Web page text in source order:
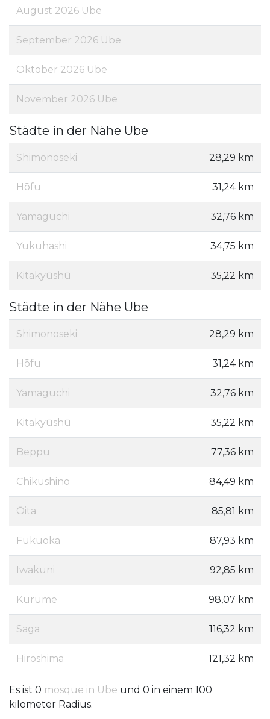
August 2026 Ube
September 2026 Ube
Oktober 2026 Ube
November 2026 Ube
Städte in der Nähe Ube
Shimonoseki 28,29 km
Hōfu 31,24 km
Yamaguchi 32,76 km
Yukuhashi 34,75 km
Kitakyūshū 35,22 km
Städte in der Nähe Ube
Shimonoseki 28,29 km
Hōfu 31,24 km
Yamaguchi 32,76 km
Kitakyūshū 35,22 km
Beppu 77,36 km
Chikushino 84,49 km
Ōita 85,81 km
Fukuoka 87,93 km
Iwakuni 92,85 km
Kurume 98,07 km
Saga 116,32 km
Hiroshima 121,32 km
Es ist 0 mosque in Ube und 0 in einem 100
kilometer Radius.